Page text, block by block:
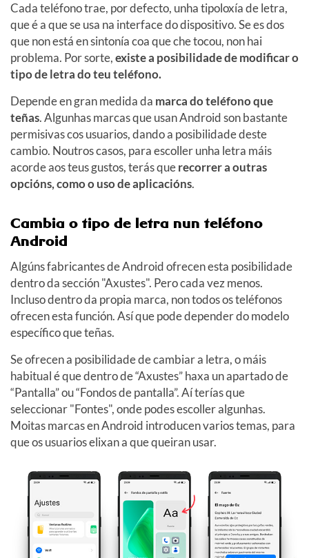
Cada teléfono trae, por defecto, unha tipoloxía de letra,
que é a que se usa na interface do dispositivo. Se es dos
que non está en sintonía coa que che tocou, non hai
problema. Por sorte,existe a posibilidade de modificar o
tipo de letra do teu teléfono.
Depende en gran medida da marca do teléfono que
teñas. Algunhas marcas que usan Android son bastante
permisivas cos usuarios, dando a posibilidade deste
cambio. Noutros casos, para escoller unha letra máis
acorde aos teus gustos, terás querecorrer a outras
opcións, como o uso de aplicacións.
Cambia o tipo de letra nun teléfono
Android
Algúns fabricantes de Android ofrecen esta posibilidade
dentro da sección "Axustes". Pero cada vez menos.
Incluso dentro da propia marca, non todos os teléfonos
ofrecen esta función. Así que pode depender do modelo
específico que teñas.
Se ofrecen a posibilidade de cambiar a letra, o máis
habitual é que dentro de “Axustes” haxa un apartado de
“Pantalla” ou “Fondos de pantalla”. Aí terías que
seleccionar "Fontes", onde podes escoller algunhas.
Moitas marcas en Android introducen varios temas, para
que os usuarios elixan a que queiran usar.